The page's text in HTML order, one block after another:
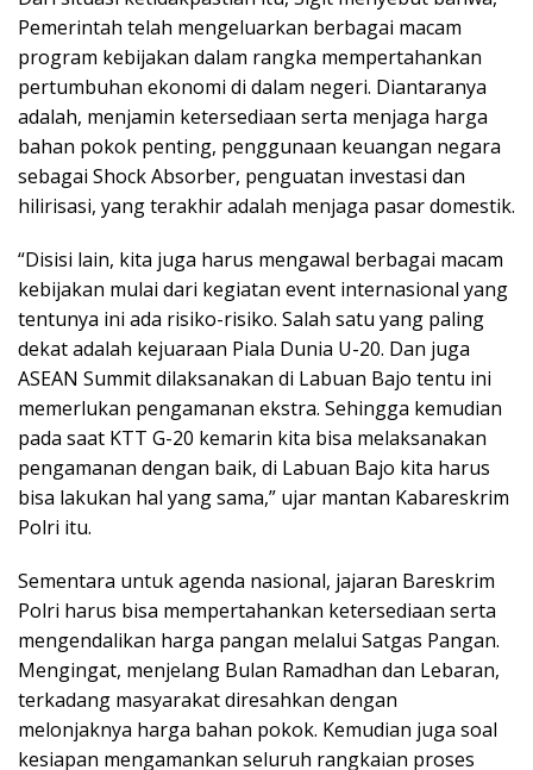
Pemerintah telah mengeluarkan berbagai macam
program kebijakan dalam rangka mempertahankan
pertumbuhan ekonomi di dalam negeri. Diantaranya
adalah, menjamin ketersediaan serta menjaga harga
bahan pokok penting, penggunaan keuangan negara
sebagai Shock Absorber, penguatan investasi dan
hilirisasi, yang terakhir adalah menjaga pasar domestik.
“Disisi lain, kita juga harus mengawal berbagai macam
kebijakan mulai dari kegiatan event internasional yang
tentunya ini ada risiko-risiko. Salah satu yang paling
dekat adalah kejuaraan Piala Dunia U-20. Dan juga
ASEAN Summit dilaksanakan di Labuan Bajo tentu ini
memerlukan pengamanan ekstra. Sehingga kemudian
pada saat KTT G-20 kemarin kita bisa melaksanakan
pengamanan dengan baik, di Labuan Bajo kita harus
bisa lakukan hal yang sama,” ujar mantan Kabareskrim
Polri itu.
Sementara untuk agenda nasional, jajaran Bareskrim
Polri harus bisa mempertahankan ketersediaan serta
mengendalikan harga pangan melalui Satgas Pangan.
Mengingat, menjelang Bulan Ramadhan dan Lebaran,
terkadang masyarakat diresahkan dengan
melonjaknya harga bahan pokok. Kemudian juga soal
kesiapan mengamankan seluruh rangkaian proses